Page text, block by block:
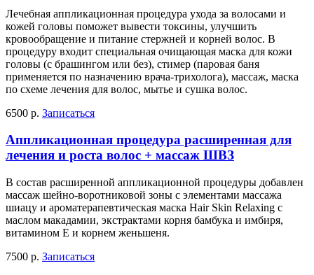
Лечебная аппликационная процедура ухода за волосами и
кожей головы поможет вывести токсины, улучшить
кровообращение и питание стержней и корней волос. В
процедуру входит специальная очищающая маска для кожи
головы (с брашингом или без), стимер (паровая баня
применяется по назначению врача-трихолога), массаж, маска
по схеме лечения для волос, мытье и сушка волос.
6500 р. Записаться
Аппликационная процедура расширенная для
лечения и роста волос + массаж ШВЗ
В состав расширенной аппликационной процедуры добавлен
массаж шейно-воротниковой зоны с элементами массажа
шиацу и ароматерапевтическая маска Hair Skin Relaxing с
маслом макадамии, экстрактами корня бамбука и имбиря,
витамином Е и корнем женьшеня.
7500 р. Записаться